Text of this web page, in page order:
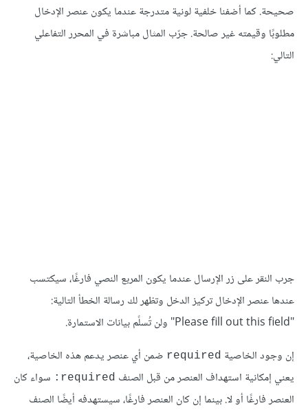
صحيحة. كما أضفنا خلفية لونية متدرجة عندما يكون عنصر اﻹدخال
مطلوبًا وقيمته غير صالحة. جرّب المثال مباشرة في المحرر التفاعلي
التالي:
جرب النقر على زر اﻹرسال عندما يكون المربع النصي فارغًا، سيكتسب
عندها عنصر اﻹدخال تركيز الدخل وتظهر لك رسالة الخطأ التالية:
"Please fill out this field" ولن تُسلًم بيانات الاستمارة.
إن وجود الخاصية required ضمن أي عنصر يدعم هذه الخاصية،
يعني إمكانية استهداف العنصر من قبل الصنف required:
سواء كان
العنصر فارغًا أو لا. بينما إن كان العنصر فارغًا، سيستهدفه أيضًا الصنف